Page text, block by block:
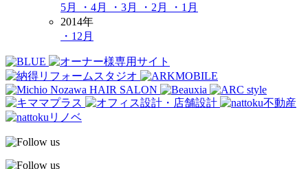
5月
・4月 ・3月 ・2月
・1月
2014年
・12月